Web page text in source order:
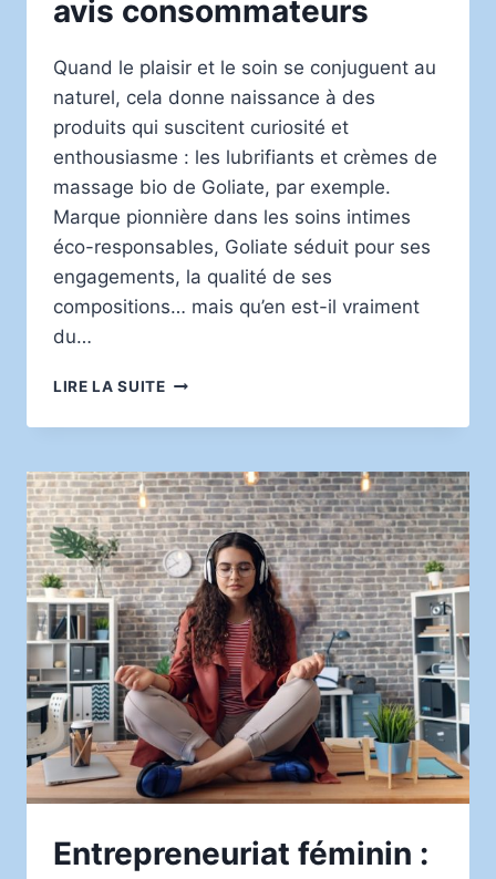
avis consommateurs
Quand le plaisir et le soin se conjuguent au
naturel, cela donne naissance à des
produits qui suscitent curiosité et
enthousiasme : les lubrifiants et crèmes de
massage bio de Goliate, par exemple.
Marque pionnière dans les soins intimes
éco-responsables, Goliate séduit pour ses
engagements, la qualité de ses
compositions… mais qu’en est-il vraiment
du…
LIRE LA SUITELUBRIFIANTS
CRÈMES
MASSAGE
BIO
GOLIATE
:
AVIS
CONSOMMATEURS
Entrepreneuriat féminin :